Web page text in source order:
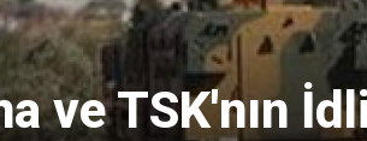
ve TSK'nın